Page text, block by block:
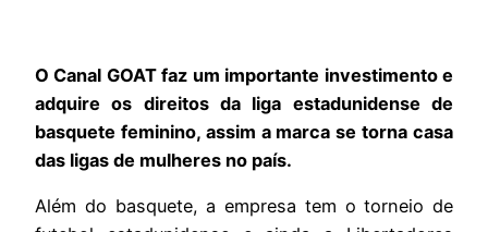
O Canal GOAT faz um importante investimento e
adquire os direitos da liga estadunidense de
basquete feminino, assim a marca se torna casa
das ligas de mulheres no país.
Além do basquete, a empresa tem o torneio de